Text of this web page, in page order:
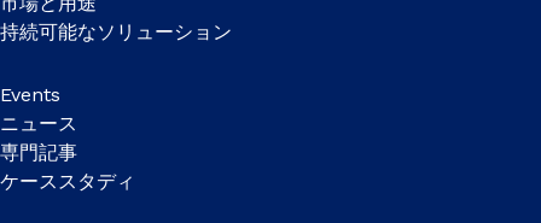
持続可能なソリューション
Events
ニュース
専門記事
ケーススタディ